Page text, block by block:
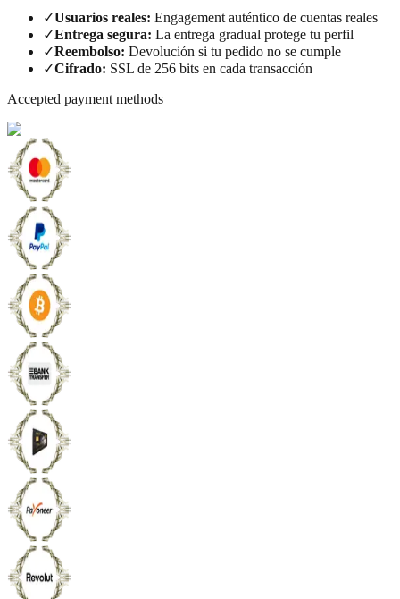
✓Usuarios reales: Engagement auténtico de cuentas reales
✓Entrega segura: La entrega gradual protege tu perfil
✓Reembolso: Devolución si tu pedido no se cumple
✓Cifrado: SSL de 256 bits en cada transacción
Accepted payment methods